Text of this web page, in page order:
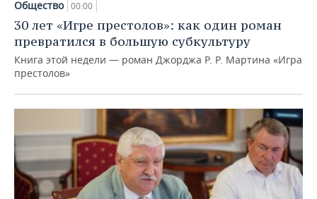
Общество 00:00
30 лет «Игре престолов»: как один роман
превратился в большую субкультуру
Книга этой недели — роман Джорджа Р. Р. Мартина «Игра
престолов»